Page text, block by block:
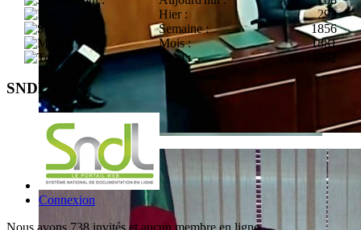
Hier :
293
Semaine :
1856
Mois :
1881
Total :
274382
SNDL
Connexion
Nous avons 738 invités et aucun membre en ligne